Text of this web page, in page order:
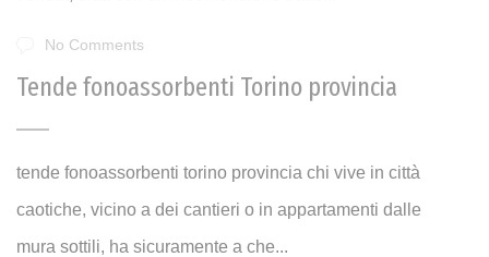
No Comments
Tende fonoassorbenti Torino provincia
tende fonoassorbenti torino provincia chi vive in città
caotiche, vicino a dei cantieri o in appartamenti dalle
mura sottili, ha sicuramente a che...